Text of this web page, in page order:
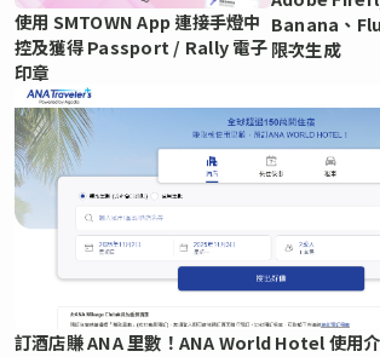
使用 SMTOWN App 連接手燈中
控及獲得 Passport / Rally 電子
印章
Banana、
限次生成
訂酒店賺 ANA 里數！ANA World Hotel 使用